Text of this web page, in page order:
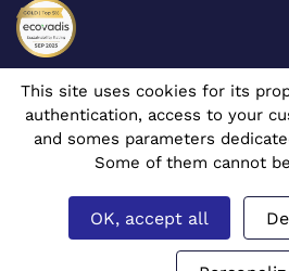
Suivez-nous sur les réseaux
Site dédié aux professionnels
© 1980 - 2026 CGR - Tous droits
Prix affichés en euros et hors TVA.
This site uses cookies for its
authentication, access to your
and somes parameters
Some of them cannot
OK, accept all